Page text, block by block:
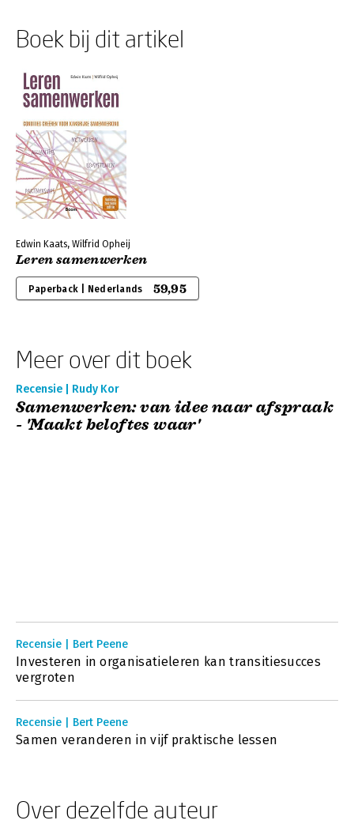
Boek bij dit artikel
Edwin Kaats, Wilfrid Opheij
Leren samenwerken
Paperback | Nederlands 59,95
Meer over dit boek
Recensie | Rudy Kor
Samenwerken: van idee naar afspraak
- 'Maakt beloftes waar'
Recensie | Bert Peene
Investeren in organisatieleren kan transitiesucces
vergroten
Recensie | Bert Peene
Samen veranderen in vijf praktische lessen
Over dezelfde auteur